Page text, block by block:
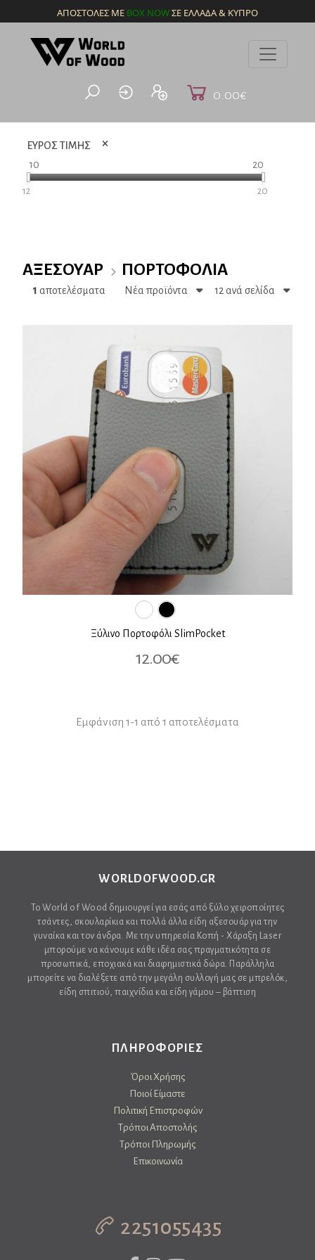
ΑΠΟΣΤΟΛΕΣ ΜΕ BOX NOWΣΕ ΕΛΛΑΔΑ & ΚΥΠΡΟ
0.00€
ΕΥΡΟΣ ΤΙΜΗΣ
10
20
12 20
ΑΞΕΣΟΥΆΡ ΠΟΡΤΟΦΌΛΙΑ
1 αποτελέσματα Νέα προϊόντα 12 ανά σελίδα
Ξύλινο Πορτοφόλι SlimPocket
12.00€
Εμφάνιση 1-1 από 1 αποτελέσματα
WORLDOFWOOD.GR
Το World of Wood δημιουργεί για εσάς από ξύλο χειροποίητες
τσάντες, σκουλαρίκια και πολλά άλλα είδη αξεσουάρ για την
γυναίκα και τον άνδρα. Με την υπηρεσία Κοπή - Χάραξη Laser
μπορούμε να κάνουμε κάθε ιδέα σας πραγματικότητα σε
προσωπικά, εποχιακά και διαφημιστικά δώρα. Παράλληλα
μπορείτε να διαλέξετε από την μεγάλη συλλογή μας σε μπρελόκ,
είδη σπιτιού, παιχνίδια και είδη γάμου – βάπτιση
ΠΛΗΡΟΦΟΡΙΕΣ
Όροι Χρήσης
Ποιοί Είμαστε
Πολιτική Επιστροφών
Τρόποι Αποστολής
Τρόποι Πληρωμής
Επικοινωνία
2251055435